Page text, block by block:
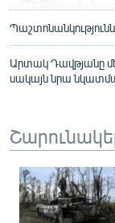
Արտակ Դավթյանը
սակայն նրա